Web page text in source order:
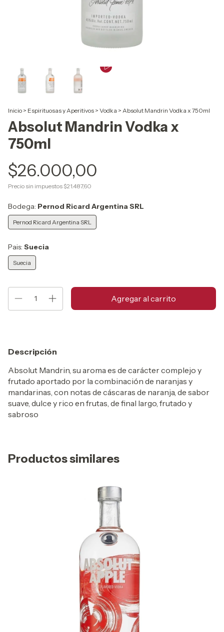
Inicio > Espirituosas y Aperitivos > Vodka > Absolut Mandrin Vodka x 750ml
Absolut Mandrin Vodka x
750ml
$26.000,00
Precio sin impuestos $21.487,60
Bodega: Pernod Ricard Argentina SRL
Pernod Ricard Argentina SRL
Pais: Suecia
Suecia
Descripción
Absolut Mandrin, su aroma es de carácter complejo y
frutado aportado por la combinación de naranjas y
mandarinas, con notas de cáscaras de naranja, de sabor
suave, dulce y rico en frutas, de final largo, frutado y
sabroso
Productos similares